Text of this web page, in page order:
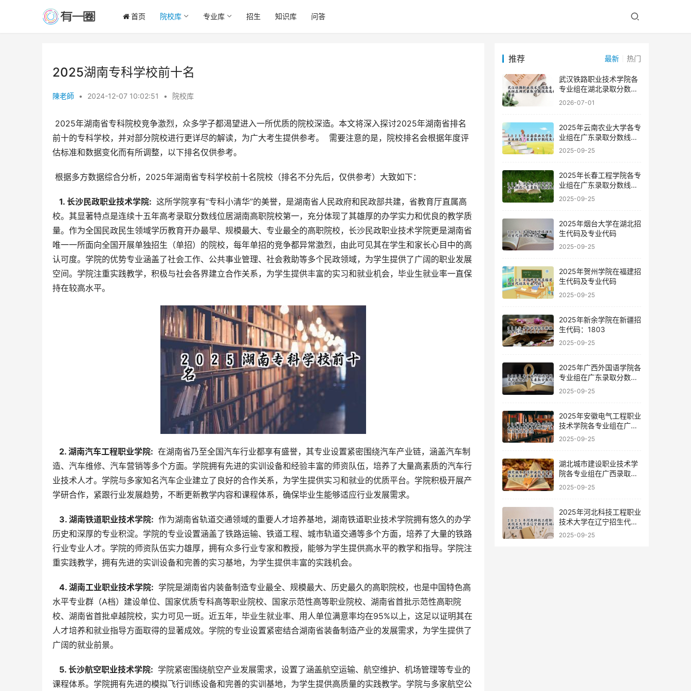
首页 院校库 专业库 招生 知识库 问答
2025湖南专科学校前十名
陳老師 • 2024-12-07 10:02:51 • 院校库
前十的专科学校，并对部分院校进行更详尽的解读，为广大考生提供参考。  需要注意的是，院校排名会根据年度评
估标准和数据变化而有所调整，以下排名仅供参考。
根据多方数据综合分析，2025年湖南省专科学校前十名院校（排名不分先后，仅供参考）大致如下：
  1. 长沙民政职业技术学院:
这所学院享有“专科小清华”的美誉，是湖南省人民政府和民政部共建，省教育厅直属高
校。其显著特点是连续十五年高考录取分数线位居湖南高职院校第一，充分体现了其雄厚的办学实力和优良的教学质
量。作为全国民政民生领域学历教育开办最早、规模最大、专业最全的高职院校，长沙民政职业技术学院更是湖南省
唯一一所面向全国开展单独招生（单招）的院校，每年单招的竞争都异常激烈，由此可见其在学生和家长心目中的高
认可度。学院的优势专业涵盖了社会工作、公共事业管理、社会救助等多个民政领域，为学生提供了广阔的职业发展
空间。学院注重实践教学，积极与社会各界建立合作关系，为学生提供丰富的实习和就业机会，毕业生就业率一直保
持在较高水平。
  2. 湖南汽车工程职业学院:
在湖南省乃至全国汽车行业都享有盛誉，其专业设置紧密围绕汽车产业链，涵盖汽车制
造、汽车维修、汽车营销等多个方面。学院拥有先进的实训设备和经验丰富的师资队伍，培养了大量高素质的汽车行
业技术人才。学院与多家知名汽车企业建立了良好的合作关系，为学生提供实习和就业的优质平台。学院积极开展产
学研合作，紧跟行业发展趋势，不断更新教学内容和课程体系，确保毕业生能够适应行业发展需求。
  3. 湖南铁道职业技术学院:
作为湖南省轨道交通领域的重要人才培养基地，湖南铁道职业技术学院拥有悠久的办学
历史和深厚的专业积淀。学院的专业设置涵盖了铁路运输、铁道工程、城市轨道交通等多个方面，培养了大量的铁路
行业专业人才。学院的师资队伍实力雄厚，拥有众多行业专家和教授，能够为学生提供高水平的教学和指导。学院注
重实践教学，拥有先进的实训设备和完善的实习基地，为学生提供丰富的实践机会。
  4. 湖南工业职业技术学院:
学院是湖南省内装备制造专业最全、规模最大、历史最久的高职院校，也是中国特色高
水平专业群（A档）建设单位、国家优质专科高等职业院校、国家示范性高等职业院校、湖南省首批示范性高职院
校、湖南省首批卓越院校，实力可见一斑。近五年，毕业生就业率、用人单位满意率均在95%以上，这足以证明其在
人才培养和就业指导方面取得的显著成效。学院的专业设置紧密结合湖南省装备制造产业的发展需求，为学生提供了
广阔的就业前景。
  5. 长沙航空职业技术学院:
学院紧密围绕航空产业发展需求，设置了涵盖航空运输、航空维护、机场管理等专业的
课程体系。学院拥有先进的模拟飞行训练设备和完善的实训基地，为学生提供高质量的实践教学。学院与多家航空公
推荐 最新 热门
武汉铁路职业技术学院各
专业组在湖北录取分数线
及选科要求
2026-07-01
2025年云南农业大学各专
业组在广东录取分数线及
位次
2025-09-25
2025年长春工程学院各专
业组在广东录取分数线及
位次
2025-09-25
2025年烟台大学在湖北招
生代码及专业代码
2025-09-25
2025年贺州学院在福建招
生代码及专业代码
2025-09-25
2025年新余学院在新疆招
生代码：1803
2025-09-25
2025年广西外国语学院各
专业组在广东录取分数线
及位次
2025-09-25
2025年安徽电气工程职业
技术学院各专业组在广东
录取分数线及位次
2025-09-25
湖北城市建设职业技术学
院各专业组在广西录取分
数线
2025-09-25
2025年河北科技工程职业
技术大学在辽宁招生代码
及专业代码
2025-09-25